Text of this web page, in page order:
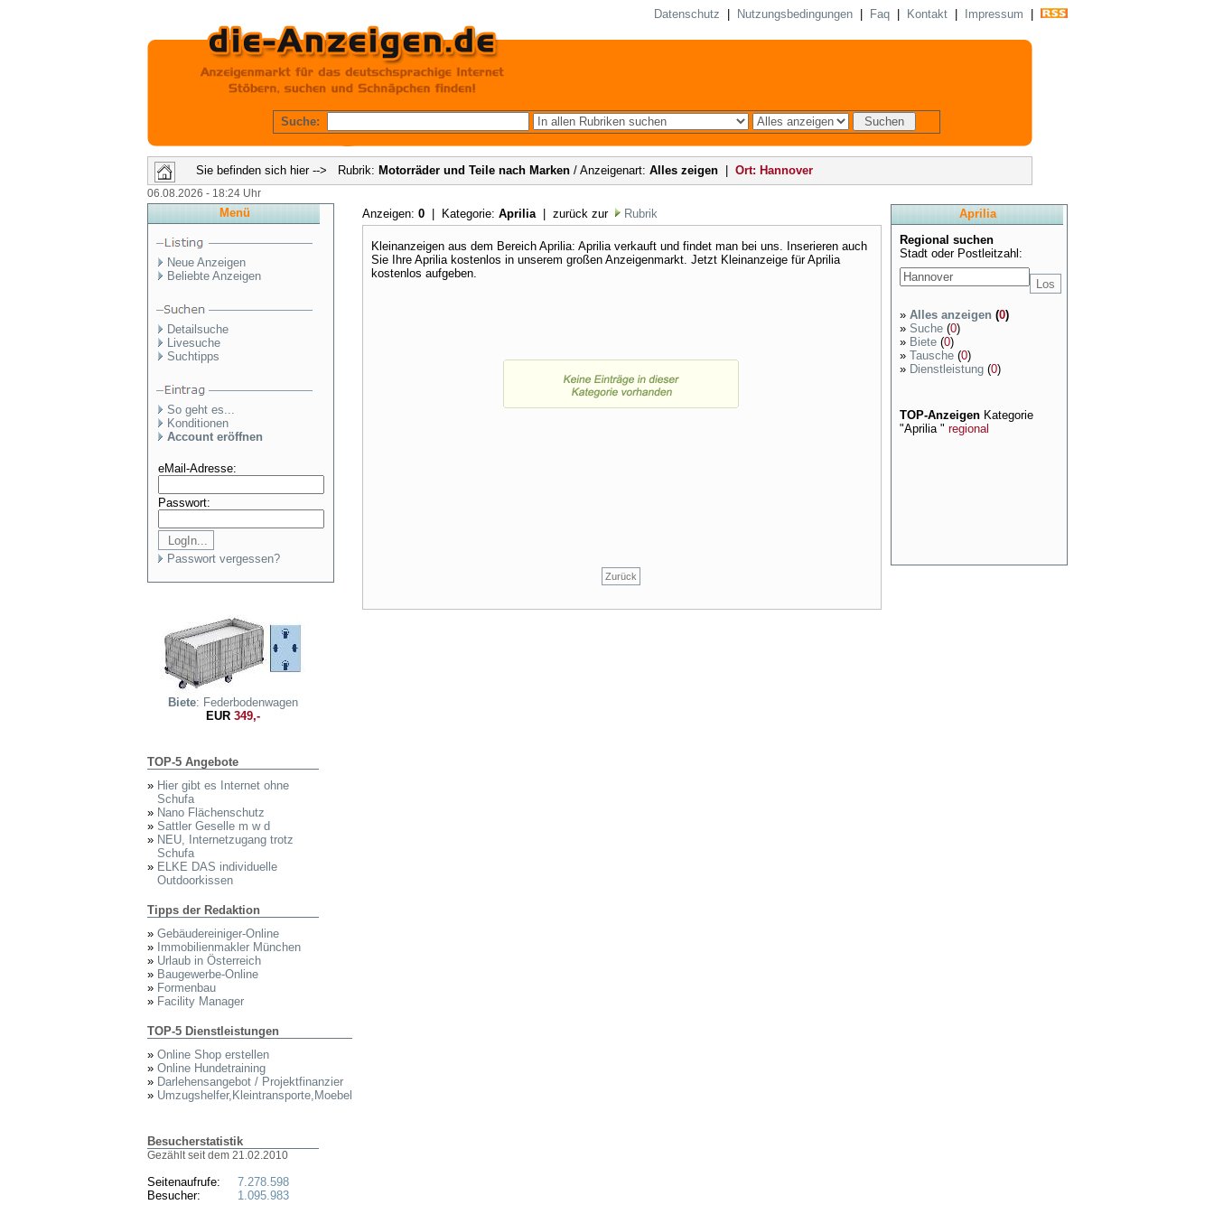
Datenschutz Nutzungsbedingungen| Faq| Kontakt| Impressum
Suche:
Sie befinden sich hier --> Rubrik: Motorräder und Teile nach Marken/ Anzeigenart: Alles zeigen| Ort: Hannover
06.08.2026 - 18:24 Uhr
Menü
Neue Anzeigen
Beliebte Anzeigen
Detailsuche
Livesuche
Suchtipps
So geht es...
Konditionen
Account eröffnen
eMail-Adresse:
Passwort:
Passwort vergessen?
Biete: Federbodenwagen
EUR349,-
TOP-5 Angebote
» Hier gibt es Internet ohne
Schufa
» Nano Flächenschutz
» Sattler Geselle m w d
» NEU, Internetzugang trotz
Schufa
» ELKE DAS individuelle
Outdoorkissen
Tipps der Redaktion
» Gebäudereiniger-Online
» Immobilienmakler München
» Urlaub in Österreich
» Baugewerbe-Online
» Formenbau
» Facility Manager
TOP-5 Dienstleistungen
» Online Shop erstellen
» Online Hundetraining
» Darlehensangebot / Projektfinanzier
» Umzugshelfer,Kleintransporte,Moebel
Besucherstatistik
Gezählt seit dem 21.02.2010
Seitenaufrufe:
Besucher:
7.278.598
1.095.983
Anzeigen: 0| Kategorie: Aprilia | zurück zur Rubrik
Kleinanzeigen aus dem Bereich Aprilia: Aprilia verkauft und findet man bei uns. Inserieren auch
Sie Ihre Aprilia kostenlos in unserem großen Anzeigenmarkt. Jetzt Kleinanzeige für Aprilia
kostenlos aufgeben.
Zurück
Aprilia
Regional suchen
Stadt oder Postleitzahl:
» Alles anzeigen (0)
» Suche(0)
» Biete(0)
» Tausche(0)
» Dienstleistung(0)
TOP-AnzeigenKategorie
"Aprilia " regional